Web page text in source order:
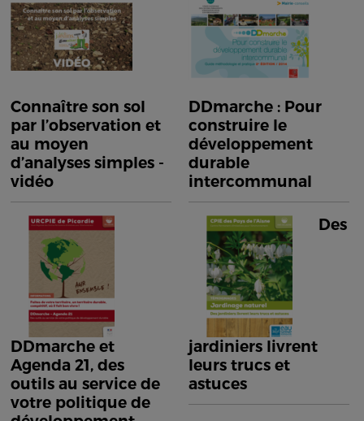
Connaître son sol
par l’observation et
au moyen
d’analyses simples -
vidéo
DDmarche : Pour
construire le
développement
durable
intercommunal
DDmarche et
Agenda 21, des
outils au service de
votre politique de
Des
jardiniers livrent
leurs trucs et
astuces